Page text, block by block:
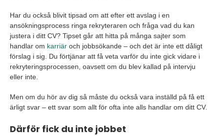
Har du också blivit tipsad om att efter ett avslag i en
ansökningsprocess ringa rekryteraren och fråga vad du kan
justera i ditt CV? Tipset går att hitta på många sajter som
handlar om karriär och jobbsökande – och det är inte ett dåligt
förslag i sig. Du förtjänar att få veta varför du inte gick vidare i
rekryteringsprocessen, oavsett om du blev kallad på intervju
eller inte.
Men om du hör av dig så måste du också vara inställd på få ett
ärligt svar – ett svar som allt för ofta inte alls handlar om ditt CV.
Därför fick du inte jobbet